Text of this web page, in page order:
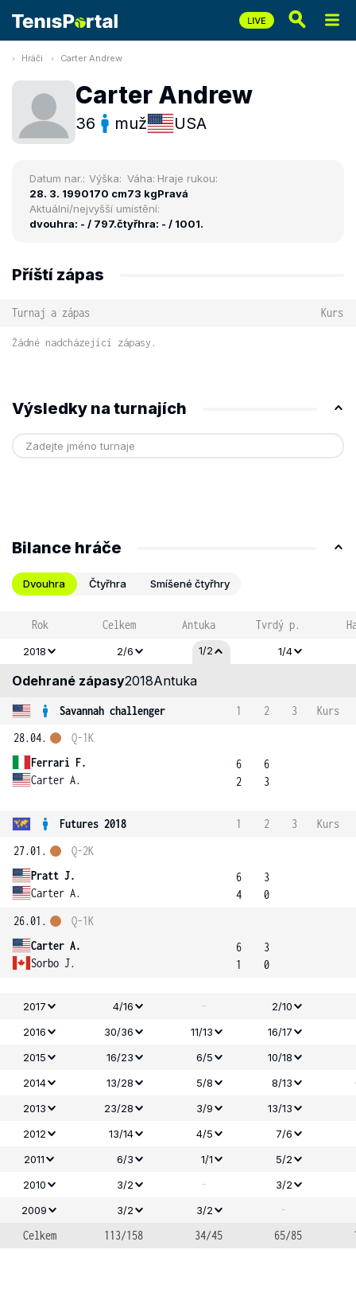
Hráči Carter Andrew
Carter Andrew
36 muž USA
Datum nar.:
28. 3. 1990
Výška:
170 cm
Váha:
73 kg
Hraje rukou:
Pravá
Aktuální/nejvyšší umístění:
dvouhra: - / 797.čtyřhra: - / 1001.
Příští zápas
Turnaj a zápas Kurs
Žádné nadcházející zápasy.
Výsledky na turnajích
Bilance hráče
Dvouhra Čtyřhra Smíšené čtyřhry
Rok Celkem Antuka Tvrdý p.
2018 2/6 1/2 1/4
Odehrané zápasy2018Antuka
Savannah challenger 1 2 3
Kurs
28.04.
Ferrari F.
Carter A.
Q-1K
6
2
6
3
Futures 2018 1 2 3
Kurs
27.01.
Pratt J.
Carter A.
Q-2K
6
4
3
0
26.01.
Carter A.
Sorbo J.
Q-1K
6
1
3
0
2017 4/16 - 2/10
2016
30/36 11/13 16/17
2015
16/23 6/5
10/18
2014
13/28 5/8 8/13
2013
23/28 3/9 13/13
2012
13/14 4/5 7/6
2011
6/3 1/1
5/2
2010
3/2 -
3/2
2009
3/2 3/2
-
Celkem
113/158 34/45 65/85